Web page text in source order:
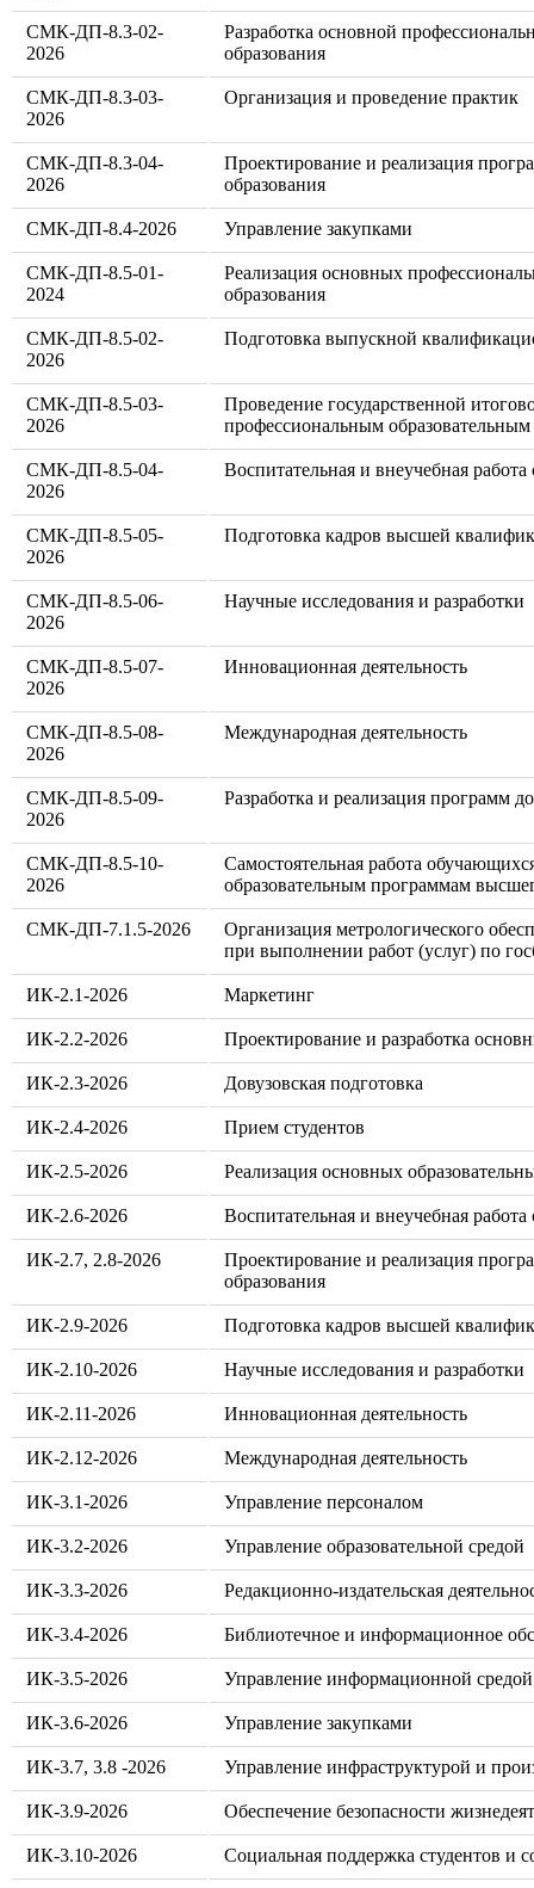
СМК-ДП-8.3-02-
2026
Разработка основной
образования
СМК-ДП-8.3-03-
2026
Организация и проведение практик
СМК-ДП-8.3-04-
2026
Проектирование и реализация
образования
СМК-ДП-8.4-2026 Управление закупками
СМК-ДП-8.5-01-
2024
Реализация ос­новных
образования
СМК-ДП-8.5-02-
2026
Подготовка выпускной
СМК-ДП-8.5-03-
2026
Проведение государственной
профессиональным
СМК-ДП-8.5-04-
2026
Воспитатель­ная и внеучебная
СМК-ДП-8.5-05-
2026
Подготовка кадров высшей
СМК-ДП-8.5-06-
2026
Научные ис­следования и разработки
СМК-ДП-8.5-07-
2026
Инновацион­ная деятельность
СМК-ДП-8.5-08-
2026
Международная деятельность
СМК-ДП-8.5-09-
2026
Разработка и реализация программ
СМК-ДП-8.5-10-
2026
Самостоятельная работа
образовательным программам
СМК-ДП-7.1.5-2026
Организация метрологического
при выполнении работ (услуг) по
ИК-2.1-2026 Маркетинг
ИК-2.2-2026 Проектирование и разработка
ИК-2.3-2026 Довузовская подготовка
ИК-2.4-2026 Прием студентов
ИК-2.5-2026 Реализация основных
ИК-2.6-2026 Воспитатель­ная и внеучебная
ИК-2.7, 2.8-2026
Проектирование и реализация
образования
ИК-2.9-2026 Подготовка кадров высшей
ИК-2.10-2026 Научные исследования и разработки
ИК-2.11-2026 Инновационная деятельность
ИК-2.12-2026 Международная деятельность
ИК-3.1-2026 Управление персоналом
ИК-3.2-2026 Управление образовательной средой
ИК-3.3-2026 Редакционно-издательская
ИК-3.4-2026 Библиотечное и информационное
ИК-3.5-2026 Управление информационной средой
ИК-3.6-2026 Управление закупками
ИК-3.7, 3.8 -2026 Управление инфраструктурой и
ИК-3.9-2026 Обеспечение безопасности
ИК-3.10-2026 Социальная поддержка студентов и